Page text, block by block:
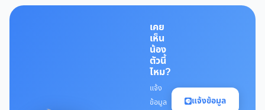
เคย
เห็น
น้อง
ตัวนี้
ไหม?
แจ้ง
ข้อมูล
แจ้งข้อมูล